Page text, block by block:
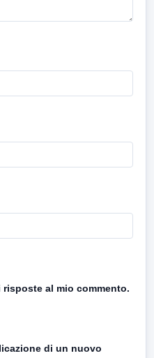
al mio commento.
di un nuovo